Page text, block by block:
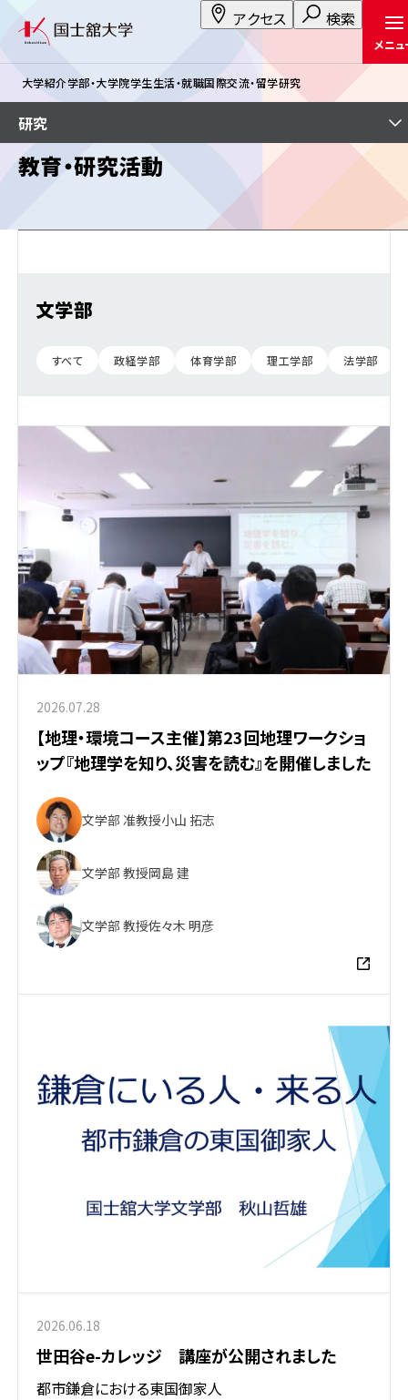
アクセス 検索
メニュ
大学紹介学部・大学院学生生活・就職国際交流・留学研究
教育・研究活動
文学部
すべて 政経学部 体育学部 理工学部 法学部
2026.07.28
【地理・環境コース主催】第23回地理ワークショ
ップ『地理学を知り、災害を読む』を開催しました
文学部 准教授小山 拓志
文学部 教授岡島 建
文学部 教授佐々木 明彦
2026.06.18
世田谷e-カレッジ 講座が公開されました
都市鎌倉における東国御家人
研究